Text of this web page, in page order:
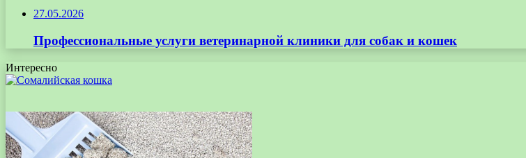
27.05.2026
Профессиональные услуги ветеринарной клиники для собак и кошек
Интересно